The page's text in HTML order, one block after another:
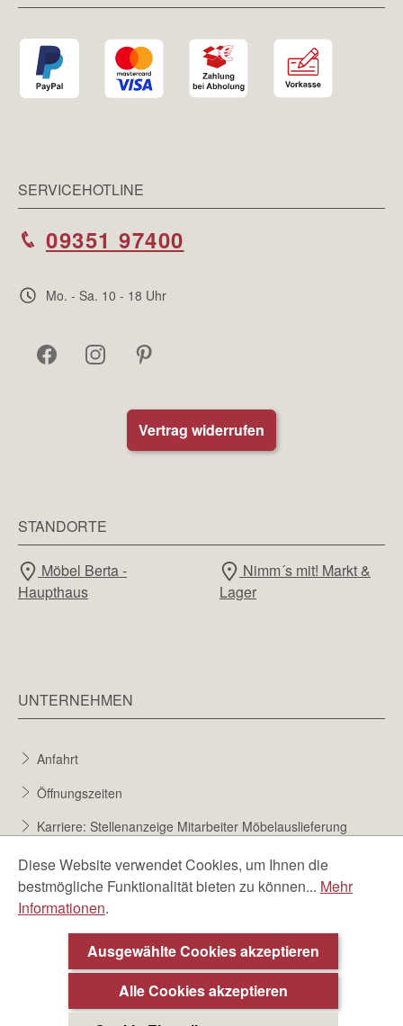
SERVICEHOTLINE
09351 97400
Mo. - Sa. 10 - 18 Uhr
Vertrag widerrufen
STANDORTE
Möbel Berta -
Haupthaus
Nimm´s mit! Markt &
Lager
UNTERNEHMEN
Anfahrt
Öffnungszeiten
Karriere: Stellenanzeige Mitarbeiter Möbelauslieferung
Karriere bei Möbel Berta
Bewerbungsformular
Diese Website verwendet Cookies, um Ihnen die
bestmögliche Funktionalität bieten zu können... Mehr
Informationen.
Ausgewählte Cookies akzeptieren
Alle Cookies akzeptieren